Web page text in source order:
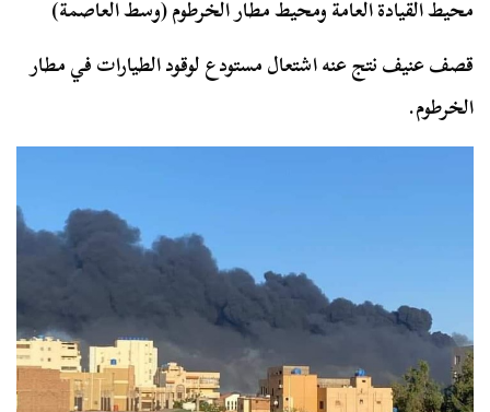
محيط القيادة العامة ومحيط مطار الخرطوم (وسط العاصمة)
قصف عنيف نتج عنه اشتعال مستودع لوقود الطيارات في مطار
الخرطوم.